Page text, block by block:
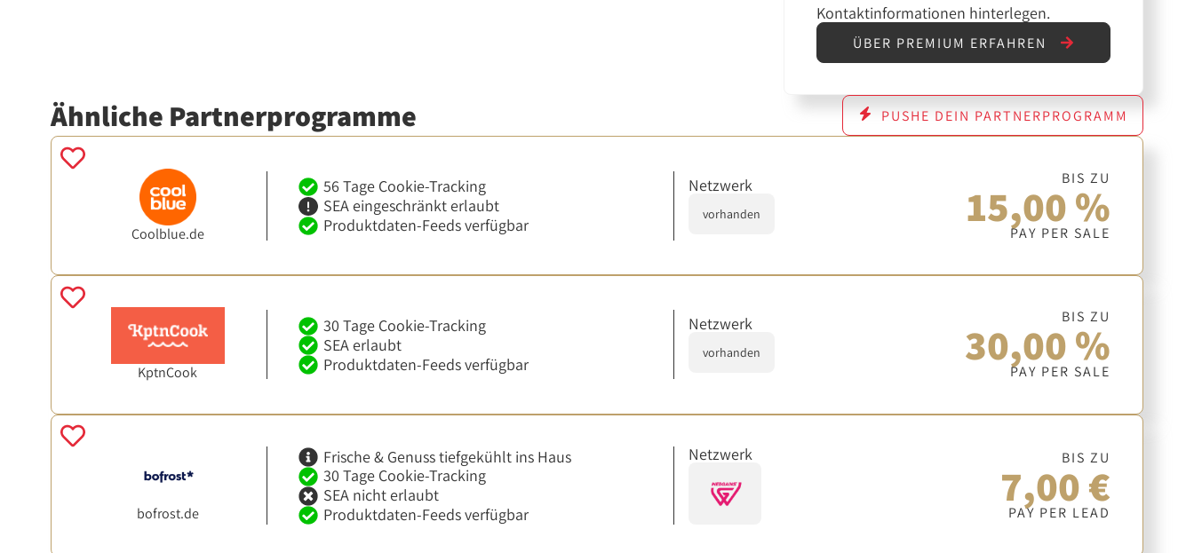
Kontaktinformationen hinterlegen.
ÜBER PREMIUM ERFAHREN
Ähnliche Partnerprogramme PUSHE DEIN PARTNERPROGRAMM
Coolblue.de
56 Tage Cookie-Tracking
SEA eingeschränkt erlaubt
Produktdaten-Feeds verfügbar
Netzwerk
vorhanden
BIS ZU
15,00 %
PAY PER SALE
KptnCook
30 Tage Cookie-Tracking
SEA erlaubt
Produktdaten-Feeds verfügbar
Netzwerk
vorhanden
BIS ZU
30,00 %
PAY PER SALE
bofrost.de
Frische & Genuss tiefgekühlt ins Haus
30 Tage Cookie-Tracking
SEA nicht erlaubt
Produktdaten-Feeds verfügbar
Netzwerk BIS ZU
7,00 €
PAY PER LEAD